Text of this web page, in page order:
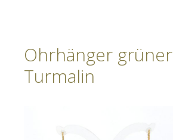
Ohrhänger grüner
Turmalin